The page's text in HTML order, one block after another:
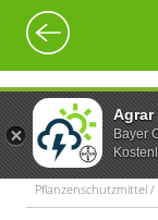
Agrar
Bayer
Pflanzenschutzmittel